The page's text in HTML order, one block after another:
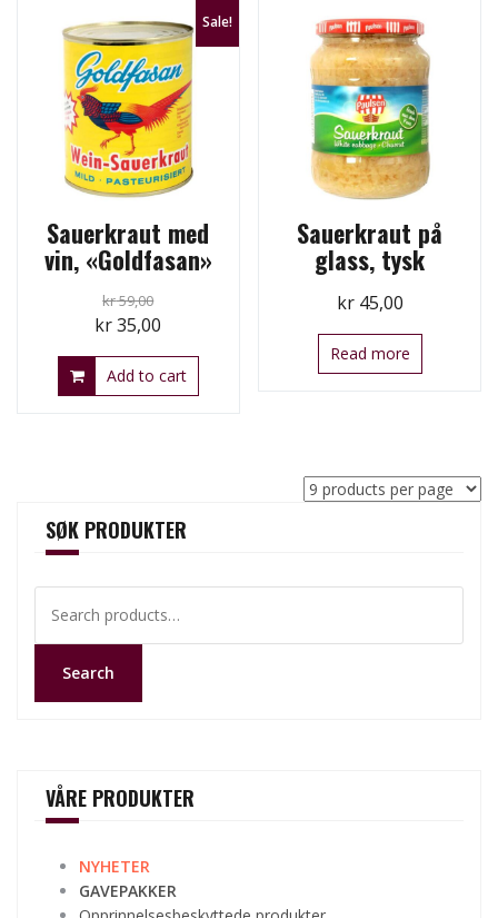
Sale!
Sauerkraut med
vin, «Goldfasan»
kr59,00
Original
price
was:
kr35,00
price
is:
Add to cart
Sauerkraut på
glass, tysk
kr45,00
Read more
SØK PRODUKTER
for:
Search
VÅRE PRODUKTER
NYHETER
GAVEPAKKER